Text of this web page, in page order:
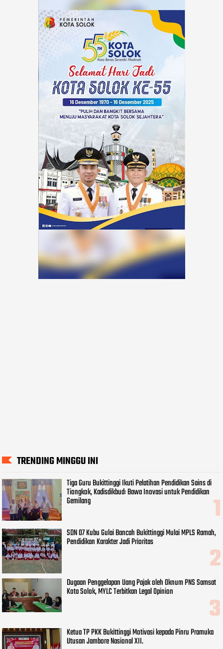
TRENDING MINGGU INI
Tiga Guru Bukittinggi Ikuti Pelatihan Pendidikan Sains di
Tiongkok, Kadisdikbud: Bawa Inovasi untuk Pendidikan
Gemilang
SDN 07 Kubu Gulai Bancah Bukittinggi Mulai MPLS Ramah,
Pendidikan Karakter Jadi Prioritas
Dugaan Penggelapan Uang Pajak oleh Oknum PNS Samsat
Kota Solok, MYLC Terbitkan Legal Opinion
Ketua TP PKK Bukittinggi Motivasi kepada Pinru Pramuka
Utusan Jambore Nasional XII.